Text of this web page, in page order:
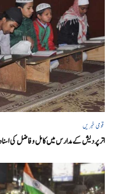
قومی خبریں
اتر پردیش کےمدارس میں کامل و فاضل کی اسناد